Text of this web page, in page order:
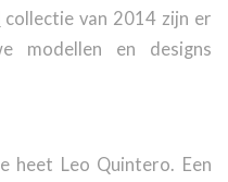
collectie van 2014 zijn er
modellen en designs
heet Leo Quintero. Een